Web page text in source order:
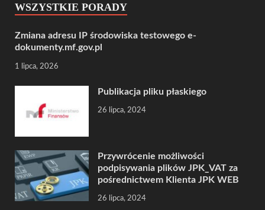
WSZYSTKIE PORADY
Zmiana adresu IP środowiska testowego e-
dokumenty.mf.gov.pl
1 lipca, 2026
Publikacja pliku płaskiego
26 lipca, 2024
Przywrócenie możliwości
podpisywania plików JPK_VAT za
pośrednictwem Klienta JPK WEB
26 lipca, 2024